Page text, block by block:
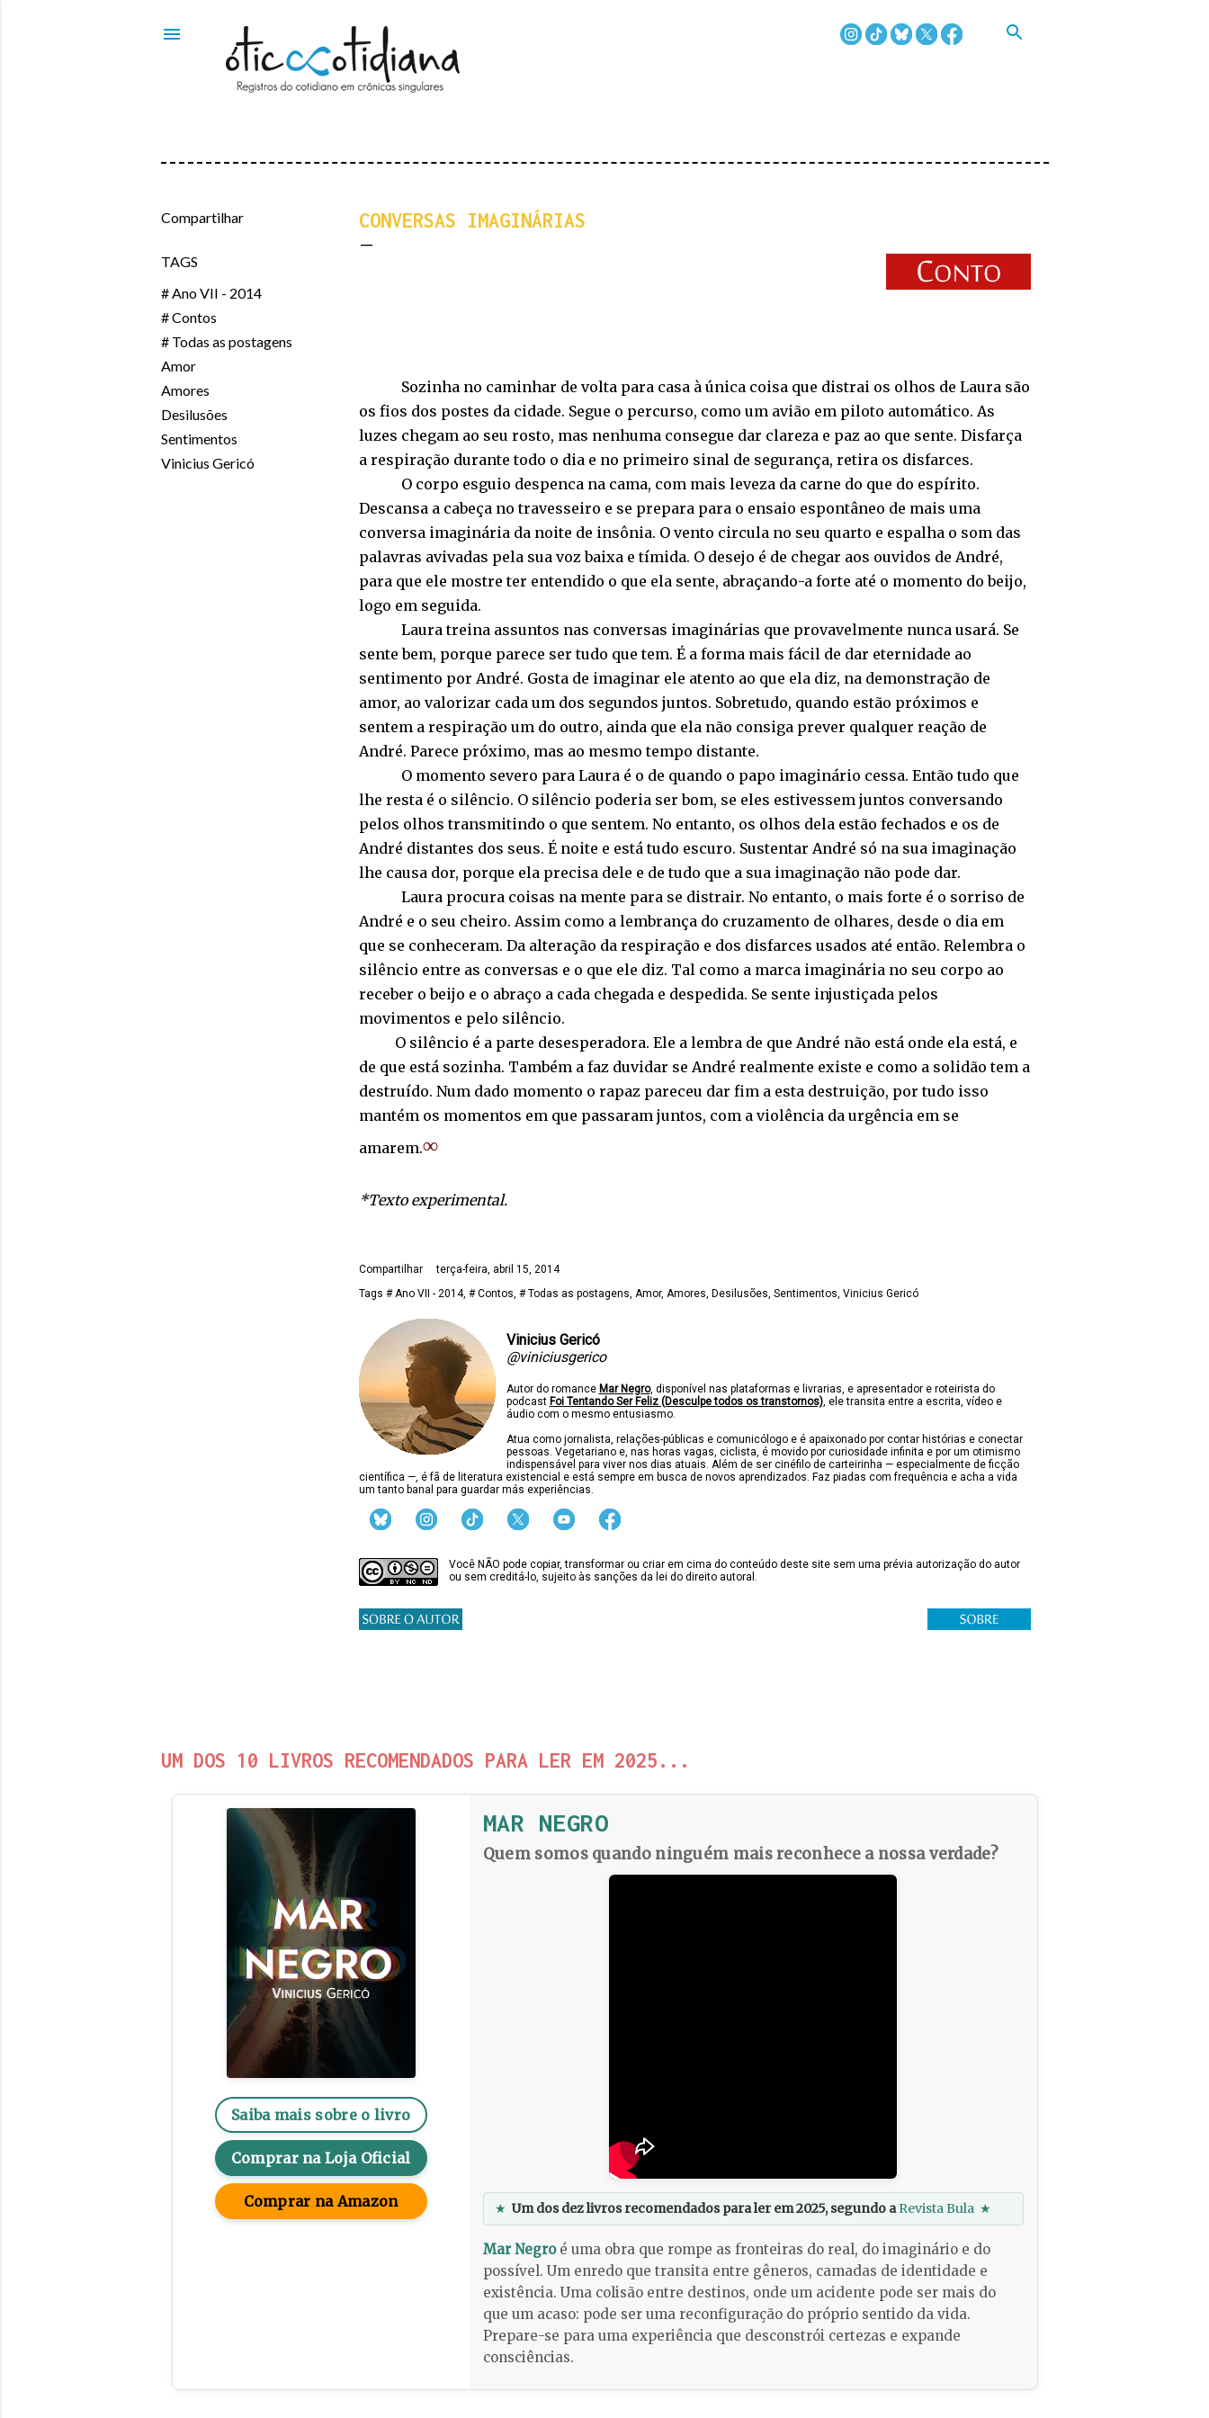
Compartilhar
TAGS
# Ano VII - 2014
# Contos
# Todas as postagens
Amor
Amores
Desilusões
Sentimentos
Vinicius Gericó
CONVERSAS IMAGINÁRIAS
Sozinha no caminhar de volta para casa à única coisa que distrai os olhos de Laura são
os fios dos postes da cidade. Segue o percurso, como um avião em piloto automático. As
luzes chegam ao seu rosto, mas nenhuma consegue dar clareza e paz ao que sente. Disfarça
a respiração durante todo o dia e no primeiro sinal de segurança, retira os disfarces.
O corpo esguio despenca na cama, com mais leveza da carne do que do espírito.
Descansa a cabeça no travesseiro e se prepara para o ensaio espontâneo de mais uma
conversa imaginária da noite de insônia. O vento circula no seu quarto e espalha o som das
palavras avivadas pela sua voz baixa e tímida. O desejo é de chegar aos ouvidos de André,
para que ele mostre ter entendido o que ela sente, abraçando-a forte até o momento do beijo,
logo em seguida.
Laura treina assuntos nas conversas imaginárias que provavelmente nunca usará. Se
sente bem, porque parece ser tudo que tem. É a forma mais fácil de dar eternidade ao
sentimento por André. Gosta de imaginar ele atento ao que ela diz, na demonstração de
amor, ao valorizar cada um dos segundos juntos. Sobretudo, quando estão próximos e
sentem a respiração um do outro, ainda que ela não consiga prever qualquer reação de
André. Parece próximo, mas ao mesmo tempo distante.
O momento severo para Laura é o de quando o papo imaginário cessa. Então tudo que
lhe resta é o silêncio. O silêncio poderia ser bom, se eles estivessem juntos conversando
pelos olhos transmitindo o que sentem. No entanto, os olhos dela estão fechados e os de
André distantes dos seus. É noite e está tudo escuro. Sustentar André só na sua imaginação
lhe causa dor, porque ela precisa dele e de tudo que a sua imaginação não pode dar.
Laura procura coisas na mente para se distrair. No entanto, o mais forte é o sorriso de
André e o seu cheiro. Assim como a lembrança do cruzamento de olhares, desde o dia em
que se conheceram. Da alteração da respiração e dos disfarces usados até então. Relembra o
silêncio entre as conversas e o que ele diz. Tal como a marca imaginária no seu corpo ao
receber o beijo e o abraço a cada chegada e despedida. Se sente injustiçada pelos
movimentos e pelo silêncio.
O silêncio é a parte desesperadora. Ele a lembra de que André não está onde ela está, e
de que está sozinha. Também a faz duvidar se André realmente existe e como a solidão tem a
destruído. Num dado momento o rapaz pareceu dar fim a esta destruição, por tudo isso
mantém os momentos em que passaram juntos, com a violência da urgência em se
amarem.∞
*Texto experimental.
Compartilhar
terça-feira, abril 15, 2014
Tags # Ano VII - 2014 # Contos # Todas as postagens Amor Amores Desilusões Sentimentos Vinicius Gericó
Vinicius Gericó
@viniciusgerico
Autor do romance Mar Negro, disponível nas plataformas e livrarias, e apresentador e roteirista do
podcast Foi Tentando Ser Feliz (Desculpe todos os transtornos), ele transita entre a escrita, vídeo e
áudio com o mesmo entusiasmo.
Atua como jornalista, relações-públicas e comunicólogo e é apaixonado por contar histórias e conectar
pessoas. Vegetariano e, nas horas vagas, ciclista, é movido por curiosidade infinita e por um otimismo
indispensável para viver nos dias atuais. Além de ser cinéfilo de carteirinha — especialmente de ficção
científica —, é fã de literatura existencial e está sempre em busca de novos aprendizados. Faz piadas com frequência e acha a vida
um tanto banal para guardar más experiências.
Você NÃO pode copiar, transformar ou criar em cima do conteúdo deste site sem uma prévia autorização do autor
ou sem creditá-lo, sujeito às sanções da lei do direito autoral.
UM DOS 10 LIVROS RECOMENDADOS PARA LER EM 2025...
Saiba mais sobre o livro
Comprar na Loja Oficial
Comprar na Amazon
MAR NEGRO
Quem somos quando ninguém mais reconhece a nossa verdade?
★ Um dos dez livros recomendados para ler em 2025, segundo aRevista Bula ★
Mar Negroé uma obra que rompe as fronteiras do real, do imaginário e do
possível. Um enredo que transita entre gêneros, camadas de identidade e
existência. Uma colisão entre destinos, onde um acidente pode ser mais do
que um acaso: pode ser uma reconfiguração do próprio sentido da vida.
Prepare-se para uma experiência que desconstrói certezas e expande
consciências.